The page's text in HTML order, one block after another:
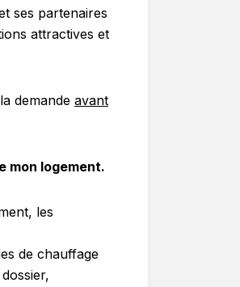
ses partenaires
attractives et
demande avant
mon logement.
les
de chauffage